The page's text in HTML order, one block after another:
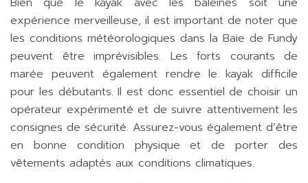
expérience merveilleuse, il est important de noter que
les conditions météorologiques dans la Baie de Fundy
peuvent être imprévisibles. Les forts courants de
marée peuvent également rendre le kayak difficile
pour les débutants. Il est donc essentiel de choisir un
opérateur expérimenté et de suivre attentivement les
consignes de sécurité. Assurez-vous également d’être
en bonne condition physique et de porter des
vêtements adaptés aux conditions climatiques.